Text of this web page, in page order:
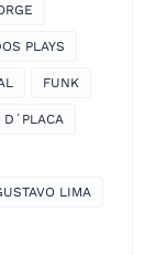
PLAYS
FUNK
D´PLACA
LIMA